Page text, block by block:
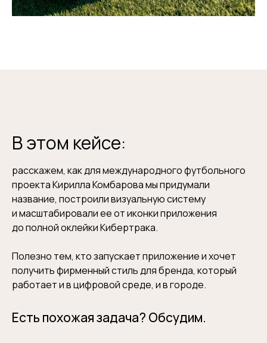
В этом кейсе:
расскажем, как для международного футбольного
проекта Кирилла Комбарова мы придумали
название, построили визуальную систему
и масштабировали ее от иконки приложения
до полной оклейки Кибертрака.
Полезно тем, кто запускает приложение и хочет
получить фирменный стиль для бренда, который
работает и в цифровой среде, и в городе.
Есть похожая задача? Обсудим.